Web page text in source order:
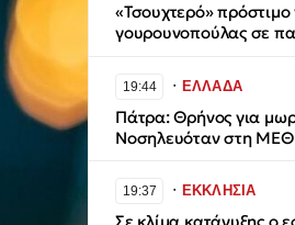
«Τσουχτερό»
γουρουνοπούλας σε
19:44 ∙ ΕΛΛΑΔΑ
Πάτρα: Θρήνος για
Νοσηλευόταν στη
19:37 ∙ ΕΚΚΛΗΣΙΑ
Σε κλίμα κατάνυξης ο